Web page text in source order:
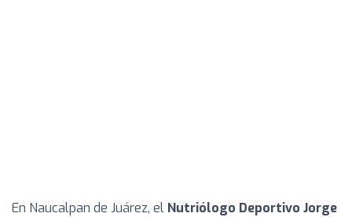
En Naucalpan de Juárez, el Nutriólogo Deportivo Jorge